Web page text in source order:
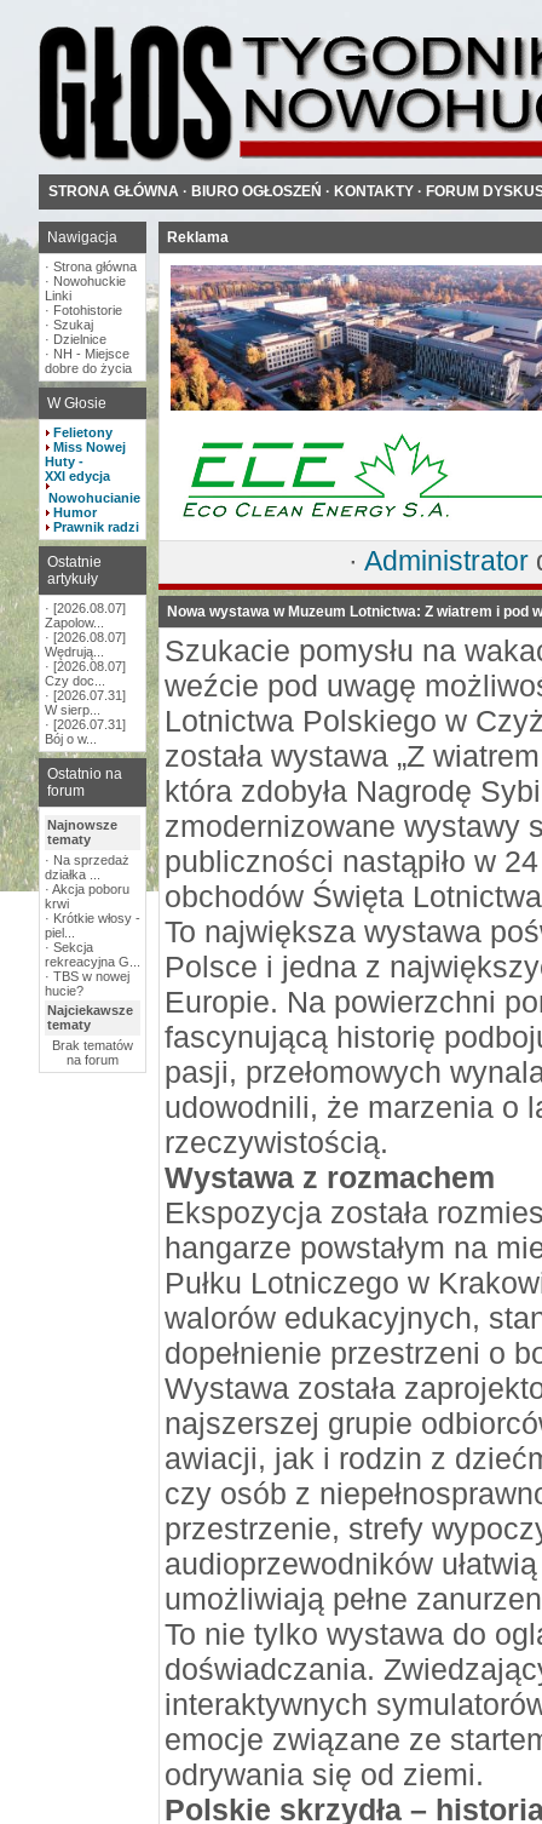
STRONA GŁÓWNA · BIURO OGŁOSZEŃ · KONTAKTY · FORUM
Nawigacja
· Strona główna
· Nowohuckie
Linki
· Fotohistorie
· Szukaj
· Dzielnice
· NH - Miejsce
dobre do życia
W Głosie
Felietony
Miss Nowej
Huty -
XXI edycja
Nowohucianie
Humor
Prawnik radzi
Ostatnie
artykuły
· [2026.08.07]
Zapolow...
· [2026.08.07]
Wędrują...
· [2026.08.07]
Czy doc...
· [2026.07.31]
W sierp...
· [2026.07.31]
Bój o w...
Ostatnio na
forum
Najnowsze
tematy
· Na sprzedaż
działka ...
· Akcja poboru
krwi
· Krótkie włosy -
piel...
· Sekcja
rekreacyjna G...
· TBS w nowej
hucie?
Najciekawsze
tematy
Brak tematów
na forum
Reklama
· Administrator
Nowa wystawa w Muzeum Lotnictwa: Z wiatrem i pod
Szukacie pomysłu na
weźcie pod uwagę
Lotnictwa Polskiego w
została wystawa „Z
która zdobyła Nagrodę
zmodernizowane wystawy
publiczności nastąpiło w
obchodów Święta
To największa wystawa
Polsce i jedna z
Europie. Na powierzchni
fascynującą historię
pasji, przełomowych
udowodnili, że marzenia o
rzeczywistością.
Wystawa z rozmachem
Ekspozycja została
hangarze powstałym na
Pułku Lotniczego w
walorów edukacyjnych,
dopełnienie przestrzeni o
Wystawa została
najszerszej grupie
awiacji, jak i rodzin z
czy osób z
przestrzenie, strefy
audioprzewodników
umożliwiają pełne
To nie tylko wystawa do
doświadczania.
interaktywnych
emocje związane ze
odrywania się od ziemi.
Polskie skrzydła –